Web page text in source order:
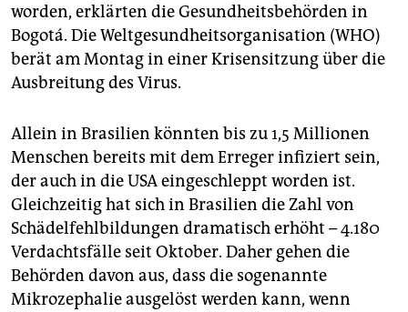
worden, erklärten die Gesundheitsbehörden in
Bogotá. Die Weltgesundheitsorganisation (WHO)
berät am Montag in einer Krisensitzung über die
Ausbreitung des Virus.
Allein in Brasilien könnten bis zu 1,5 Millionen
Menschen bereits mit dem Erreger infiziert sein,
der auch in die USA eingeschleppt worden ist.
Gleichzeitig hat sich in Brasilien die Zahl von
Schädelfehlbildungen dramatisch erhöht – 4.180
Verdachtsfälle seit Oktober. Daher gehen die
Behörden davon aus, dass die sogenannte
Mikrozephalie ausgelöst werden kann, wenn